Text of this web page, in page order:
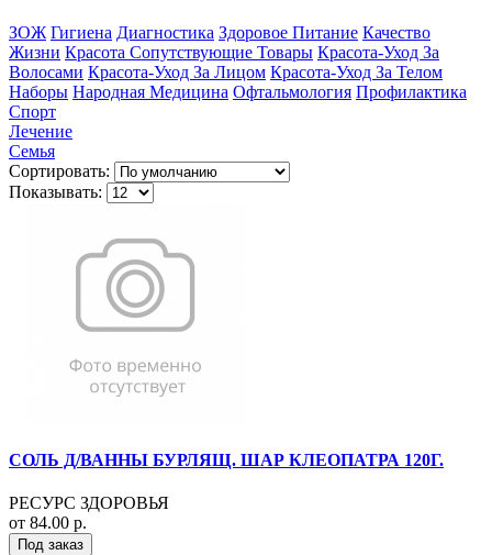
ЗОЖ Гигиена Диагностика Здоровое Питание Качество
Жизни Красота Сопутствующие Товары Красота-Уход За
Волосами Красота-Уход За Лицом Красота-Уход За Телом
Наборы Народная Медицина Офтальмология Профилактика
Спорт
Лечение
Семья
Сортировать:
Показывать:
СОЛЬ Д/ВАННЫ БУРЛЯЩ. ШАР КЛЕОПАТРА 120Г.
РЕСУРС ЗДОРОВЬЯ
от 84.00 р.
Под заказ